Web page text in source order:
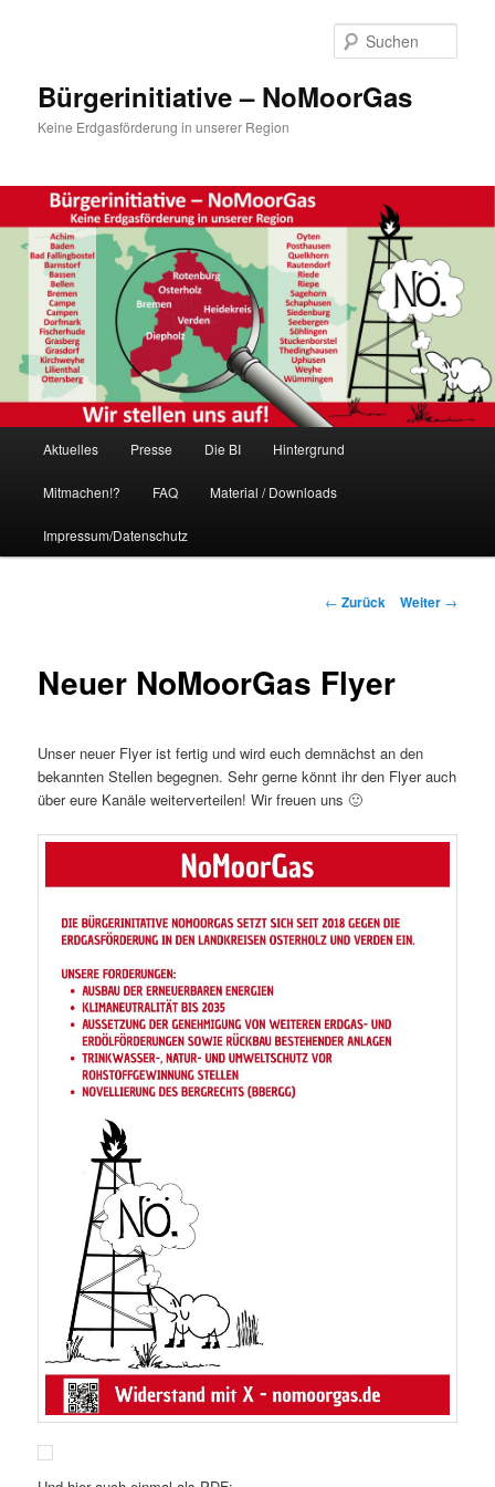
Bürgerinitiative – NoMoorGas
Keine Erdgasförderung in unserer Region
Aktuelles Presse Die BI Hintergrund
Mitmachen!? FAQ Material / Downloads
Impressum/Datenschutz
Beitrags-
← Zurück Weiter →
Neuer NoMoorGas Flyer
Unser neuer Flyer ist fertig und wird euch demnächst an den
bekannten Stellen begegnen. Sehr gerne könnt ihr den Flyer auch
über eure Kanäle weiterverteilen! Wir freuen uns 🙂